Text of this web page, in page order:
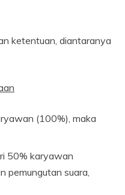
ketentuan, diantaranya
(100%), maka
50% karyawan
pemungutan suara,